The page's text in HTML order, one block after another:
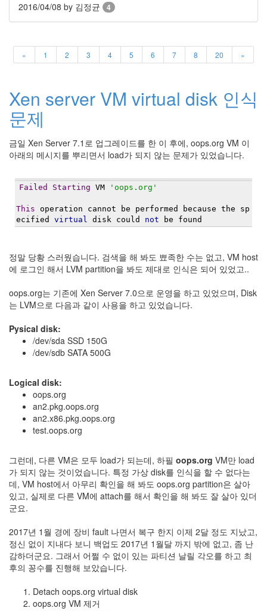
2016/04/08 by 김정균 4
« 1 2 3 4 5 6 7 8 20 »
Xen server VM virtual disk 인식
문제
금일 Xen Server 7.1로 업그레이드를 한 이 후에, oops.org VM 이
아래의 메시지를 뿌리면서 load가 되지 않는 문제가 있었습니다.
Failed Starting VM 'oops.org'
This operation cannot be performed because the sp
ecified virtual disk could not be found
정말 당황 스러웠습니다. 검색을 해 봐도 뾰족한 수는 없고, VM host
에 로그인 해서 LVM partition을 봐도 제대로 인식은 되어 있었고..
oops.org는 기존에 Xen Server 7.0으로 운영을 하고 있었으며, Disk
는 LVM으로 다음과 같이 사용을 하고 있었습니다.
Pysical disk:
/dev/sda SSD 150G
/dev/sdb SATA 500G
Logical disk:
oops.org
an2.pkg.oops.org
an2.x86.pkg.oops.org
test.oops.org
그런데, 다른 VM은 모두 load가 되는데, 하필 oops.org VM만 load
가 되지 않는 것이었습니다. 특정 가상 disk를 인식을 할 수 없다는
데, VM host에서 아무리 확인을 해 봐도 oops.org partition은 살아
있고, 실제로 다른 VM에 attach를 해서 확인을 해 봐도 잘 살아 있더
군요.
2017년 1월 경에 장비 fault 나면서 복구 한지 이제 2달 정도 지났고,
정신 없이 지내다 보니 백업도 2017년 1월달 까지 밖에 없고, 좀 난
감하더군요. 그래서 어쩔 수 없이 있는 파티션 날릴 각오를 하고 최
후의 꽁수를 진행해 보았습니다.
Detach oops.org virtual disk
oops.org VM 제거
Tech
143
녕
리
42
프
로
래
밍
Mozilla
23
Tip
&
Trick
security
3
Scuba
Diving
제
품
리
Recent
Posts
Daweikala
Li-
ion
3800...
by
정
균
Daweikala
1.5V